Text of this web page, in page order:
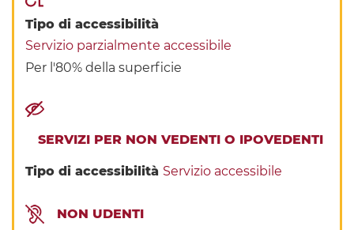
Tipo di accessibilità
Servizio parzialmente accessibile
Per l'80% della superficie
SERVIZI PER NON VEDENTI O IPOVEDENTI
Tipo di accessibilità Servizio accessibile
NON UDENTI